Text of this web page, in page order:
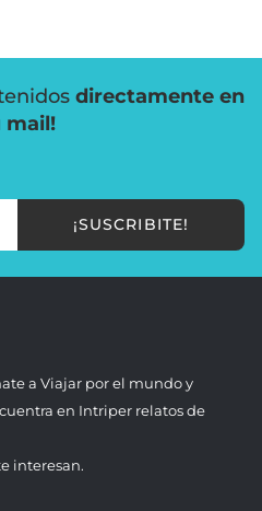
directamente en
mail!
¡SUSCRIBITE!
a Viajar por el mundo y
en Intriper relatos de
interesan.